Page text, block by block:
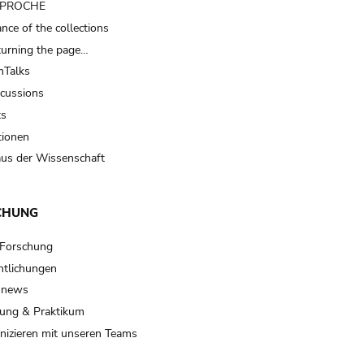
of the collections
the page…
der Wissenschaft
& Praktikum
mit unseren Teams